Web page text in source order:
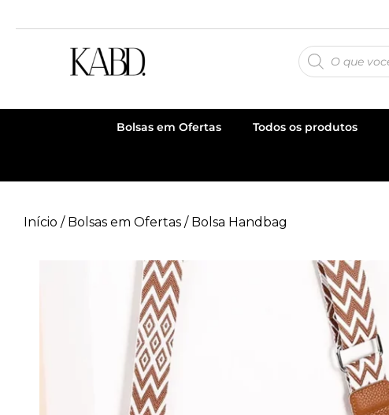
Bolsas em Ofertas Todos os produtos
Início / Bolsas em Ofertas / Bolsa Handbag